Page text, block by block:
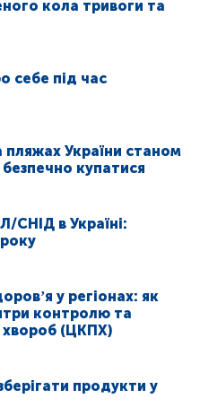
кола тривоги та
себе під час
пляжах України станом
купатися
СНІД в Україні:
у регіонах: як
контролю та
хвороб (ЦКПХ)
продукти у